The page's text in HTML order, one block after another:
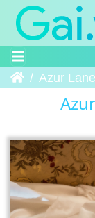
Trang chủ
Azur Lane -